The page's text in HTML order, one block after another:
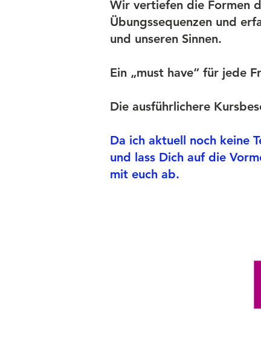
Wir vertiefen die Formen
Übungssequenzen und
und unseren Sinnen.
Ein „must have“ für jede
Die ausführlichere
Da ich aktuell noch keine
und lass Dich auf die
mit euch ab.